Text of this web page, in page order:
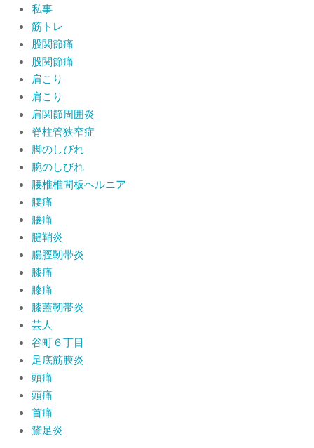
私事
筋トレ
股関節痛
股関節痛
肩こり
肩こり
肩関節周囲炎
脊柱管狭窄症
脚のしびれ
腕のしびれ
腰椎椎間板ヘルニア
腰痛
腰痛
腱鞘炎
腸脛靭帯炎
膝痛
膝痛
膝蓋靭帯炎
芸人
谷町６丁目
足底筋膜炎
頭痛
頭痛
首痛
鵞足炎